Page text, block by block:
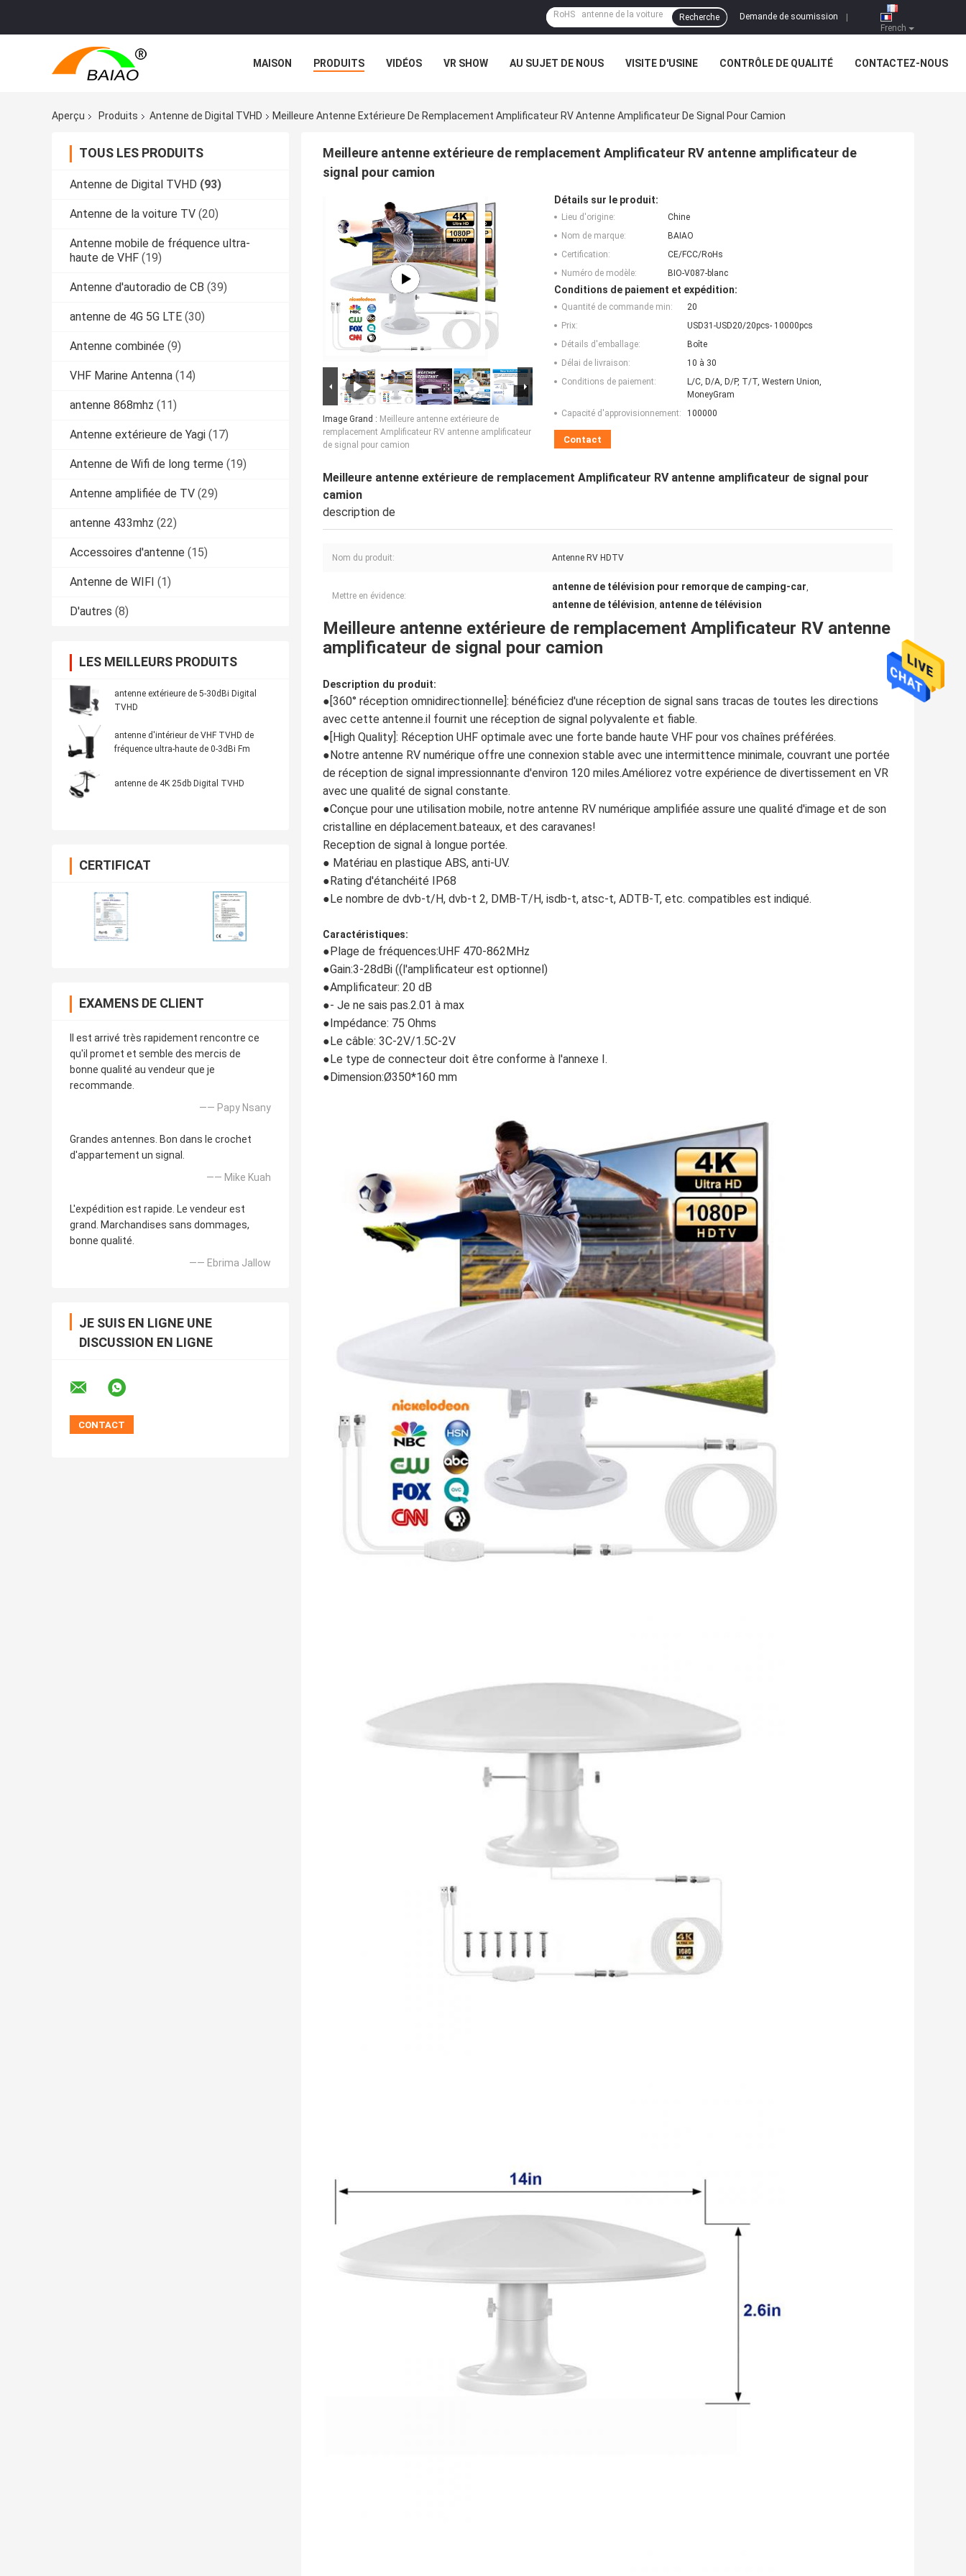
French
Demande de soumission
Recherche
MAISON PRODUITS VIDÉOS VR SHOW AU SUJET DE NOUS VISITE D'USINE CONTRÔLE DE QUALITÉ CONTACTEZ-NOUS
Aperçu
Produits Antenne de Digital TVHD Meilleure Antenne Extérieure De Remplacement Amplificateur RV Antenne Amplificateur De Signal Pour Camion
TOUS LES PRODUITS
Antenne de Digital TVHD (93)
Antenne de la voiture TV (20)
Antenne mobile de fréquence ultra-
haute de VHF (19)
Antenne d'autoradio de CB (39)
antenne de 4G 5G LTE (30)
Antenne combinée (9)
VHF Marine Antenna (14)
antenne 868mhz (11)
Antenne extérieure de Yagi (17)
Antenne de Wifi de long terme (19)
Antenne amplifiée de TV (29)
antenne 433mhz (22)
Accessoires d'antenne (15)
Antenne de WIFI (1)
D'autres (8)
LES MEILLEURS PRODUITS
antenne extérieure de 5-30dBi Digital
TVHD
antenne d'intérieur de VHF TVHD de
fréquence ultra-haute de 0-3dBi Fm
antenne de 4K 25db Digital TVHD
CERTIFICAT
EXAMENS DE CLIENT
Il est arrivé très rapidement rencontre ce
qu'il promet et semble des mercis de
bonne qualité au vendeur que je
recommande.
—— Papy Nsany
Grandes antennes. Bon dans le crochet
d'appartement un signal.
—— Mike Kuah
L'expédition est rapide. Le vendeur est
grand. Marchandises sans dommages,
bonne qualité.
—— Ebrima Jallow
JE SUIS EN LIGNE UNE
DISCUSSION EN LIGNE
Meilleure antenne extérieure de remplacement Amplificateur RV antenne amplificateur de
signal pour camion
Image Grand : Meilleure antenne extérieure de
remplacement Amplificateur RV antenne amplificateur
de signal pour camion
Détails sur le produit:
Lieu d'origine:
Chine
Nom de marque:
BAIAO
Certification:
CE/FCC/RoHs
Numéro de modèle:
BIO-V087-blanc
Conditions de paiement et expédition:
Quantité de commande min:
20
Prix:
USD31-USD20/20pcs- 10000pcs
Détails d'emballage:
Boîte
Délai de livraison:
10 à 30
Conditions de paiement:
L/C, D/A, D/P, T/T, Western Union,
MoneyGram
Capacité d'approvisionnement:
100000
Contact
Meilleure antenne extérieure de remplacement Amplificateur RV antenne amplificateur de signal pour
camion
description de
Nom du produit: Antenne RV HDTV
Mettre en évidence:
antenne de télévision pour remorque de camping-car,
antenne de télévision, antenne de télévision
Meilleure antenne extérieure de remplacement Amplificateur RV antenne
amplificateur de signal pour camion
Description du produit:
● [360° réception omnidirectionnelle]: bénéficiez d'une réception de signal sans tracas de toutes les directions
avec cette antenne.il fournit une réception de signal polyvalente et fiable.
● [High Quality]: Réception UHF optimale avec une forte bande haute VHF pour vos chaînes préférées.
● Notre antenne RV numérique offre une connexion stable avec une intermittence minimale, couvrant une portée
de réception de signal impressionnante d'environ 120 miles.Améliorez votre expérience de divertissement en VR
avec une qualité de signal constante.
●Conçue pour une utilisation mobile, notre antenne RV numérique amplifiée assure une qualité d'image et de son
cristalline en déplacement.bateaux, et des caravanes!
Reception de signal à longue portée.
● Matériau en plastique ABS, anti-UV.
● Rating d'étanchéité IP68
●Le nombre de dvb-t/H, dvb-t 2, DMB-T/H, isdb-t, atsc-t, ADTB-T, etc. compatibles est indiqué.
Caractéristiques:
● Plage de fréquences:UHF 470-862MHz
●Gain:3-28dBi ((l'amplificateur est optionnel)
●Amplificateur: 20 dB
●- Je ne sais pas.2.01 à max
● Impédance: 75 Ohms
● Le câble: 3C-2V/1.5C-2V
● Le type de connecteur doit être conforme à l'annexe I.
● Dimension:Ø350*160 mm